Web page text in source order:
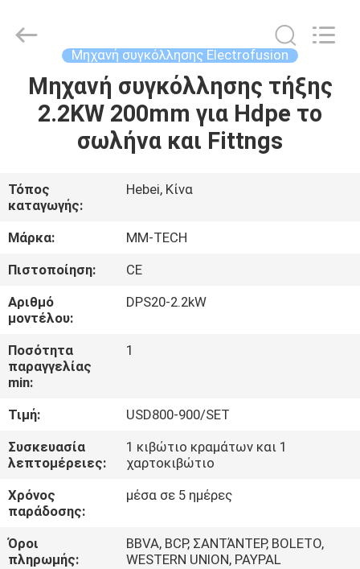
ΣΠΊΤΙ
ΠΡΟΪΌΝΤΑ
ΣΧΕΤΙΚΆ
ΜΕ
ΕΜΆΣ
ΕΠΙΣΚΈΨΕΙΣ
ΣΤΟ
ΕΡΓΟΣΤΆΣΙΟ
ΈΛΕΓΧΟΣ
ΠΟΙΌΤΗΤΑΣ
ΕΠΙΚΟΙΝΩΝΉΣΤΕ
ΜΑΖΊ
ΜΑΣ
Mingmai
Technology
Reserved.
Μηχανή συγκόλλησης Electrofusion
Μηχανή συγκόλλησης τήξης
2.2KW 200mm για Hdpe το
σωλήνα και Fittngs
Τόπος
καταγωγής:
Hebei, Κίνα
Μάρκα:
MM-TECH
Πιστοποίηση:
CE
Αριθμό
μοντέλου:
DPS20-2.2kW
Ποσότητα
παραγγελίας
min:
1
Τιμή:
USD800-900/SET
Συσκευασία
λεπτομέρειες:
1 κιβώτιο κραμάτων και 1
χαρτοκιβώτιο
Χρόνος
παράδοσης:
μέσα σε 5 ημέρες
Όροι
πληρωμής:
BBVA, BCP, ΣΑΝΤΆΝΤΕΡ, BOLETO,
WESTERN UNION, PAYPAL